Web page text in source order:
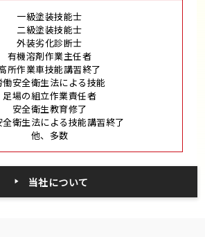
一級塗装技能士
二級塗装技能士
外装劣化診断士
有機溶剤作業主任者
所作業車技能講習終了
働安全衛生法による技能
足場の組立作業責任者
安全衛生教育修了
全衛生法による技能講習終了
他、多数
当社について